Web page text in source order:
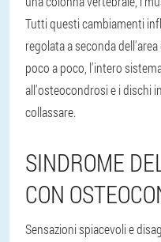
Tutti questi cambiamenti
regolata a seconda
poco a poco, l'intero
all'osteocondrosi e i dischi
collassare.
SINDROME
CON
Sensazioni spiacevoli e